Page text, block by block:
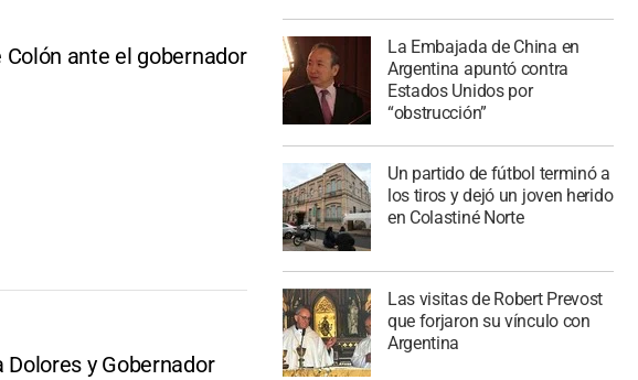
ante el gobernador
y Gobernador
La Embajada de China en
Argentina apuntó contra
Estados Unidos por
“obstrucción”
Un partido de fútbol terminó a
los tiros y dejó un joven herido
en Colastiné Norte
Las visitas de Robert Prevost
que forjaron su vínculo con
Argentina